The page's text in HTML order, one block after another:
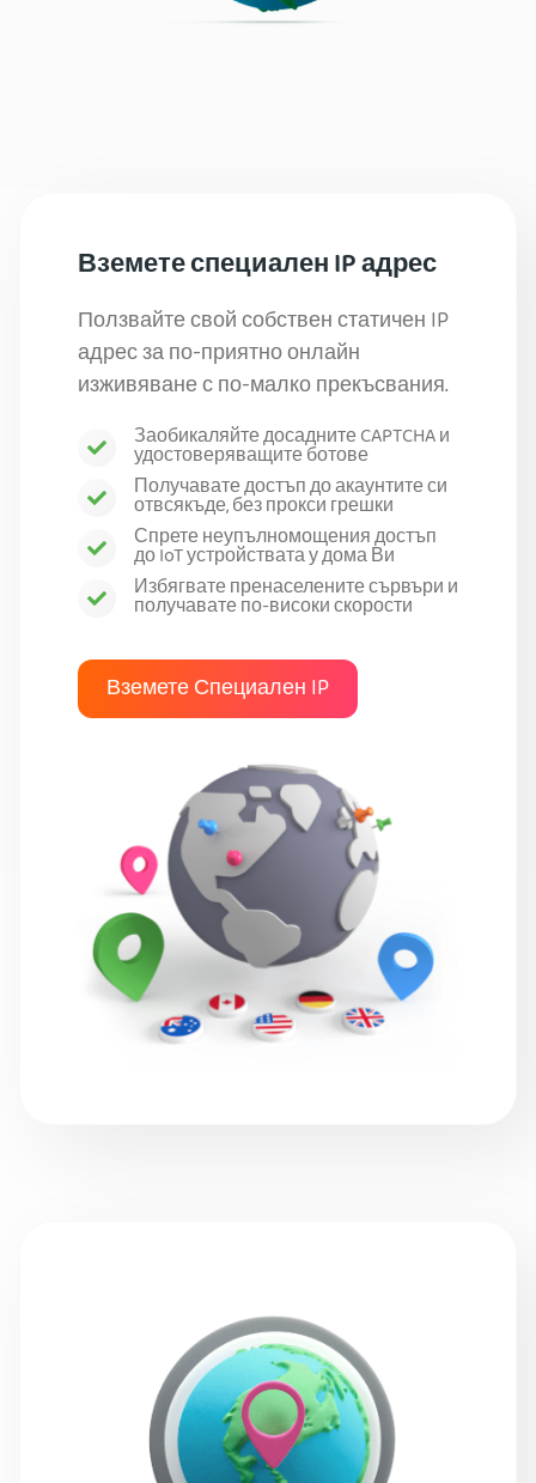
Вземете специален IP адрес
Ползвайте свой собствен статичен IP
адрес за по-приятно онлайн
изживяване с по-малко прекъсвания.
Заобикаляйте досадните CAPTCHA и
удостоверяващите ботове
Получавате достъп до акаунтите си
отвсякъде, без прокси грешки
Спрете неупълномощения достъп
до IoT устройствата у дома Ви
Избягвате пренаселените сървъри и
получавате по-високи скорости
Вземете Специален IP